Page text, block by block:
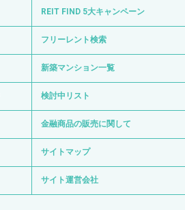
REIT FIND 5大キャンペーン
フリーレント検索
新築マンション一覧
検討中リスト
金融商品の販売に関して
サイトマップ
サイト運営会社